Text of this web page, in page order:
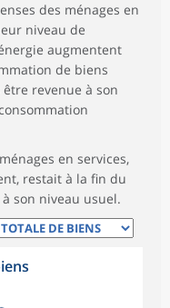
des ménages en
niveau de
augmentent
de biens
revenue à son
en services,
restait à la fin du
son niveau usuel.